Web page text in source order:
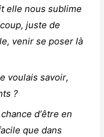
elle nous sublime
juste de
venir se poser là
voulais savoir,
?
d’être en
que dans